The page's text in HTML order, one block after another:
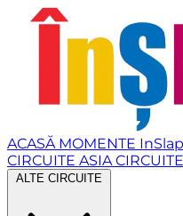
ACASĂ MOMENTE
CIRCUITE ASIA
ALTE CIRCUITE